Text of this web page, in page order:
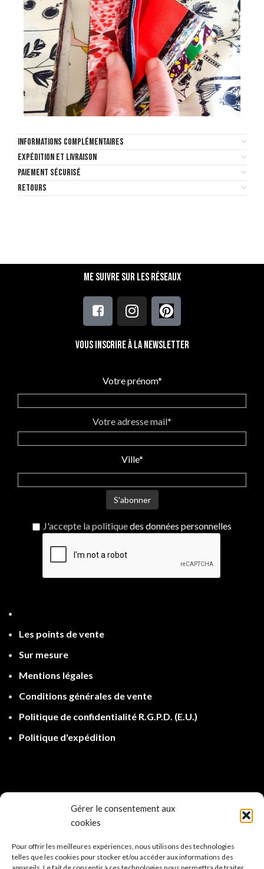
Gérer le consentement aux
cookies
Pour offrir les meilleures expériences, nous utilisons des technologies
telles que les cookies pour stocker et/ou accéder aux informations des
INFORMATIONS COMPLÉMENTAIRES
EXPÉDITION ET LIVRAISON
PAIEMENT SÉCURISÉ
RETOURS
Me suivre sur les réseaux
Vous inscrire à la newsletter
Votre prénom*
Votre adresse mail*
Ville*
J'accepte la politiquedes données personnelles
Les points de vente
Sur mesure
Mentions légales
Conditions générales de vente
Politique de confidentialité R.G.P.D. (E.U.)
Politique d'expédition